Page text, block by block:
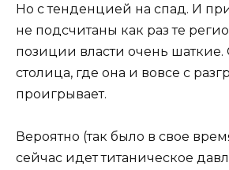
Но с тенденцией на спад. И
не подсчитаны как раз те
позиции власти очень шаткие.
столица, где она и вовсе с
проигрывает.
Вероятно (так было в свое
сейчас идет титаническое